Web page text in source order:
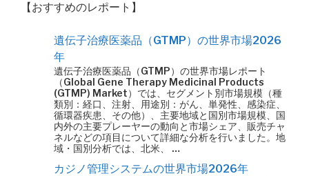
【おすすめのレポート】
遺伝子治療医薬品（GTMP）の世界市場2026
年
遺伝子治療医薬品（GTMP）の世界市場レポート
（Global Gene Therapy Medicinal Products
(GTMP) Market）では、セグメント別市場規模（種
類別：経口、注射、用途別：がん、単発性、感染症、
循環器疾患、その他）、主要地域と国別市場規模、国
内外の主要プレーヤーの動向と市場シェア、販売チャ
ネルなどの項目について詳細な分析を行いました。地
域・国別分析では、北米、 …
カジノ管理システムの世界市場2026年